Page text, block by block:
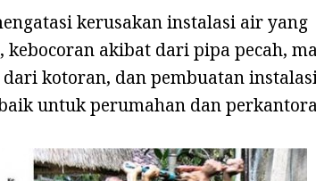
kerusakan instalasi air yang
kebocoran akibat dari pipa pecah,
kotoran, dan pembuatan
untuk perumahan dan